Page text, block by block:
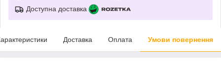
Доступна доставка
Доставка Оплата Умови повернення